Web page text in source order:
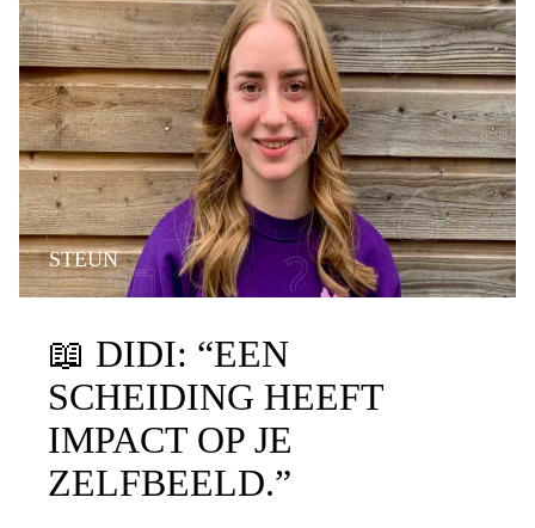
STEUN
📖 DIDI: “EEN
SCHEIDING HEEFT
IMPACT OP JE
ZELFBEELD.”